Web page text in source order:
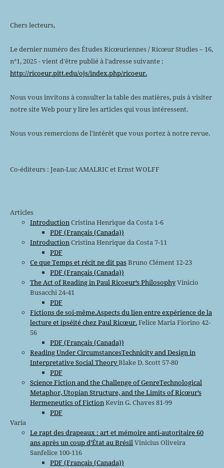
Chers lecteurs,
Le dernier numéro des Études Ricœuriennes / Ricœur Studies – 16,
n°1, 2025 - vient d'être publié à l'adresse suivante :
http://ricoeur.pitt.edu/ojs/index.php/ricoeur.
Nous vous invitons à consulter la table des matières, puis à visiter
notre site Web pour y lire les articles qui vous intéressent.
Nous vous remercions de l'intérêt que vous portez à notre revue.
Co-éditeurs : Jean-Luc AMALRIC et Ernst WOLFF
Articles
IntroductionCristina Henrique da Costa 1-6
PDF (Français (Canada))
IntroductionCristina Henrique da Costa 7-11
PDF
Ce que Temps et récit ne dit pasBruno Clément 12-23
PDF (Français (Canada))
The Act of Reading in Paul Ricoeur’s PhilosophyVinicio
Busacchi 24-41
PDF
Fictions de soi-même.Aspects du lien entre expérience de la
lecture et ipséité chez Paul Ricœur.Felice Maria Fiorino 42-
56
PDF (Français (Canada))
Reading Under CircumstancesTechnicity and Design in
Interpretative Social TheoryBlake D. Scott 57-80
PDF
Science Fiction and the Challenge of GenreTechnological
Metaphor, Utopian Structure, and the Limits of Ricœur’s
Hermeneutics of FictionKevin G. Chaves 81-99
PDF
Varia
Le rapt des drapeaux : art et mémoire anti-autoritaire 60
ans après un coup d’État au BrésilVinicius Oliveira
Sanfelice 100-116
PDF (Français (Canada))